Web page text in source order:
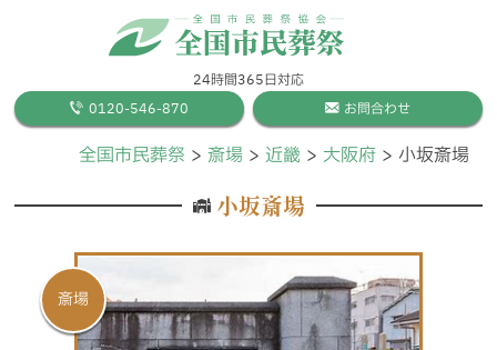
24時間365日対応
0120-546-870
お問合わせ
全国市民葬祭 斎場 近畿 大阪府 小坂斎場
小坂斎場
斎場